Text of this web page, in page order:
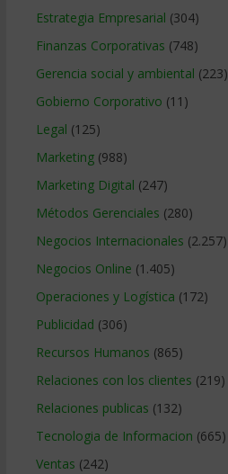
Estrategia Empresarial (304)
Finanzas Corporativas (748)
Gerencia social y ambiental (223)
Gobierno Corporativo (11)
Legal (125)
Marketing(988)
Marketing Digital (247)
Métodos Gerenciales (280)
Negocios Internacionales (2.257)
Negocios Online (1.405)
Operaciones y Logística (172)
Publicidad (306)
Recursos Humanos (865)
Relaciones con los clientes (219)
Relaciones publicas (132)
Tecnologia de Informacion (665)
Ventas (242)